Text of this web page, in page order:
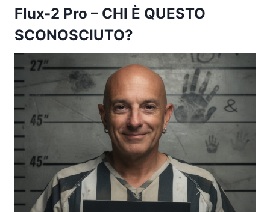
Flux-2 Pro – CHI È QUESTO
SCONOSCIUTO?​